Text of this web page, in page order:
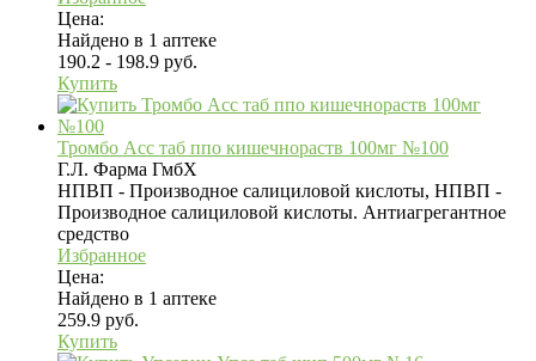
Цена:
Найдено в 1 аптеке
190.2 - 198.9 руб.
Купить
Тромбо Асс таб ппо кишечнораств 100мг №100
Г.Л. Фарма ГмбХ
НПВП - Производное салициловой кислоты, НПВП -
Производное салициловой кислоты. Антиагрегантное
средство
Избранное
Цена:
Найдено в 1 аптеке
259.9 руб.
Купить